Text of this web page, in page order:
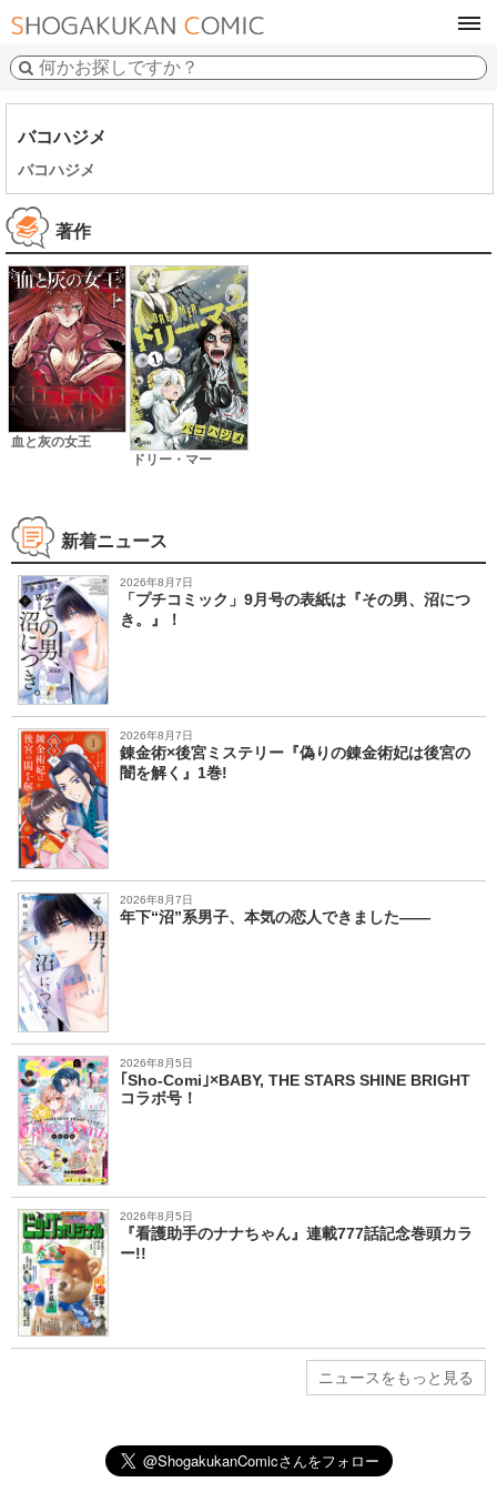
バコハジメ
バコハジメ
著作
血と灰の女王
ドリー・マー
新着ニュース
2026年8月7日
「プチコミック」9月号の表紙は『その男、沼につ
き。』！
2026年8月7日
錬金術×後宮ミステリー『偽りの錬金術妃は後宮の
闇を解く』1巻!
2026年8月7日
年下“沼”系男子、本気の恋人できました――
2026年8月5日
｢Sho-Comi｣×BABY, THE STARS SHINE BRIGHT
コラボ号！
2026年8月5日
『看護助手のナナちゃん』連載777話記念巻頭カラ
ー!!
ニュースをもっと見る